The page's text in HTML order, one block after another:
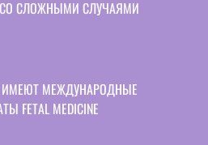
СЛОЖНЫМИ СЛУЧАЯМИ
ИМЕЮТ МЕЖДУНАРОДНЫЕ
FETAL MEDICINE